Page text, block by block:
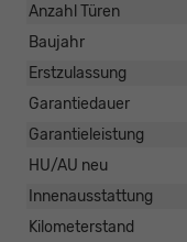
Anzahl Türen
Baujahr
Erstzulassung
Garantiedauer
Garantieleistung
HU/AU neu
Innenausstattung
Kilometerstand